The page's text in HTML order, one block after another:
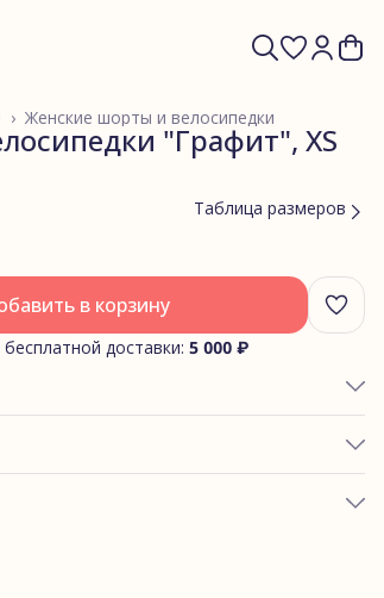
Женские шорты и велосипедки
›
"Графит", XS
Таблица размеров
в корзину
доставки: 5 000 ₽
89